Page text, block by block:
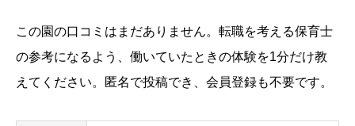
この園の口コミはまだありません。転職を考える保育士
の参考になるよう、働いていたときの体験を1分だけ教
えてください。匿名で投稿でき、会員登録も不要です。